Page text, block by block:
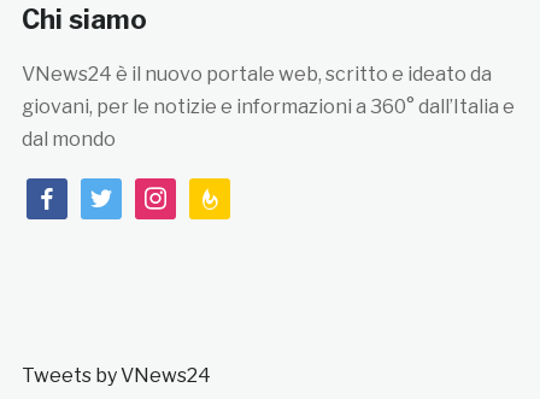
Chi siamo
VNews24 è il nuovo portale web, scritto e ideato da
giovani, per le notizie e informazioni a 360° dall’Italia e
dal mondo
facebooktwitterinstagramfeedburner
Tweets by VNews24